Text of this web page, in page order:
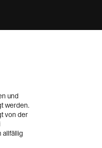
und
werden.
von der
allfällig